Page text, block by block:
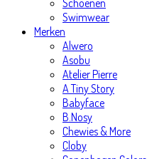
Schoenen
Swimwear
Merken
Alwero
Asobu
Atelier Pierre
A Tiny Story
Babyface
B.Nosy
Chewies & More
Cloby